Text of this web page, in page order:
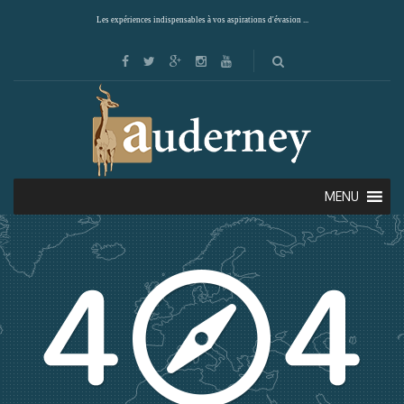
Les expériences indispensables à vos aspirations d'évasion ...
MENU